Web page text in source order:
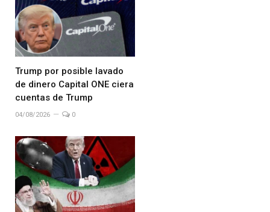
Trump por posible lavado
de dinero Capital ONE ciera
cuentas de Trump
04/08/2026 0